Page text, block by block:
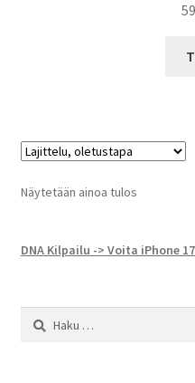
Näytetään ainoa tulos
DNA Kilpailu -> Voita iPhone
Haku: